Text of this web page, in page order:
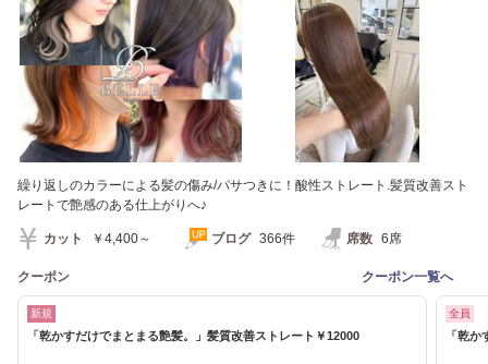
繰り返しのカラーによる髪の傷み/パサつきに！酸性ストレート.髪質改善スト
レートで艶感のある仕上がりへ♪
カット ￥4,400～ ブログ 366件 席数 6席
クーポン クーポン一覧へ
新規
「乾かすだけでまとまる艶髪。」髪質改善ストレート￥12000
全員
「乾